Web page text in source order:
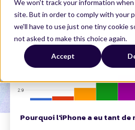
We won't track your information
site. But in order to comply with your
we'll have to use just one tiny cookie
not asked to make this choice again.
Accept
Thiga Media Product Management
Pourquoi l'iPhone a eu tant de